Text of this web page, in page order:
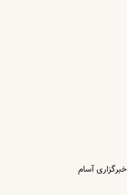
آسام